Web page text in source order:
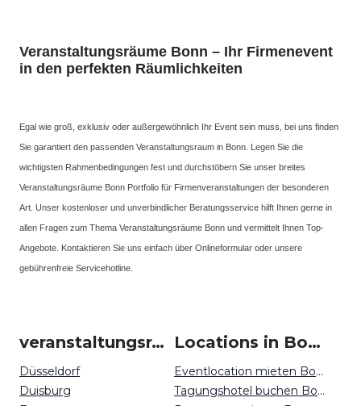
Veranstaltungsräume Bonn – Ihr Firmenevent
in den perfekten Räumlichkeiten
Egal wie groß, exklusiv oder außergewöhnlich Ihr Event sein muss, bei uns finden
Sie garantiert den passenden Veranstaltungsraum in Bonn. Legen Sie die
wichtigsten Rahmenbedingungen fest und durchstöbern Sie unser breites
Veranstaltungsräume Bonn Portfolio für Firmenveranstaltungen der besonderen
Art. Unser kostenloser und unverbindlicher Beratungsservice hilft Ihnen gerne in
allen Fragen zum Thema Veranstaltungsräume Bonn und vermittelt Ihnen Top-
Angebote. Kontaktieren Sie uns einfach über Onlineformular oder unsere
gebührenfreie Servicehotline.
veranstaltungsraum-firmenevents um Bonn
Düsseldorf
Duisburg
Locations in Bonn mieten
Eventlocation mieten Bonn
Tagungshotel buchen Bonn